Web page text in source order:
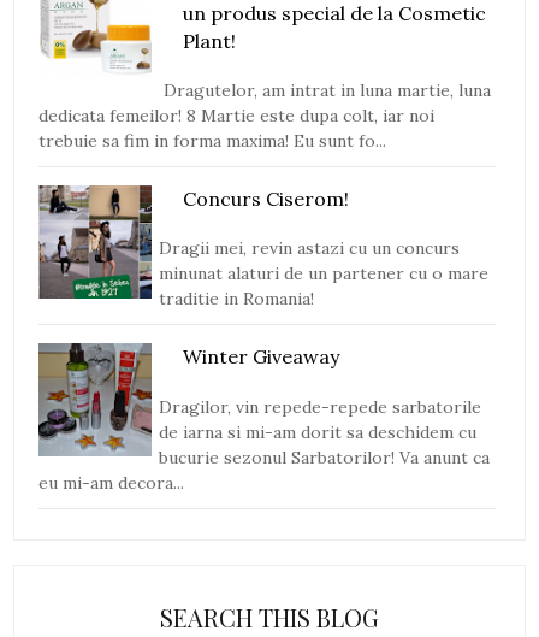
un produs special de la Cosmetic
Plant!
Dragutelor, am intrat in luna martie, luna
dedicata femeilor! 8 Martie este dupa colt, iar noi
trebuie sa fim in forma maxima! Eu sunt fo...
Concurs Ciserom!
Dragii mei, revin astazi cu un concurs
minunat alaturi de un partener cu o mare
traditie in Romania!
Winter Giveaway
Dragilor, vin repede-repede sarbatorile
de iarna si mi-am dorit sa deschidem cu
bucurie sezonul Sarbatorilor! Va anunt ca
eu mi-am decora...
SEARCH THIS BLOG